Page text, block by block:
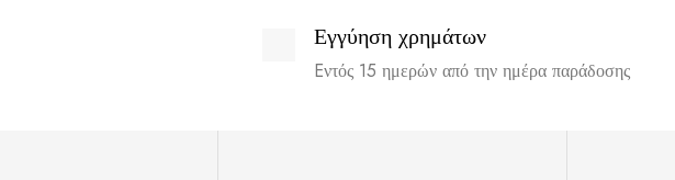
Εγγύηση χρημάτων
Eντός 15 ημερών από την ημέρα παράδοσης